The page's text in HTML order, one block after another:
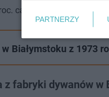
całej krajowej produkcji
Białymstoku z 1973
fabryki dywanów w
PARTNERZY